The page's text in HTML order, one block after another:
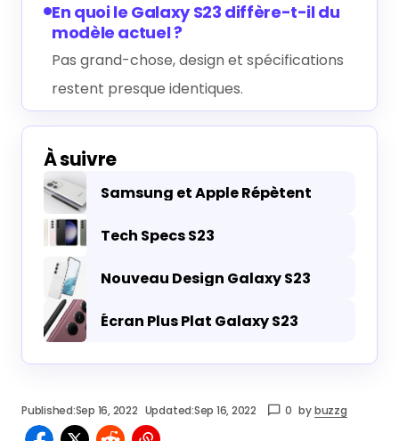
En quoi le Galaxy S23 diffère-t-il du
modèle actuel ?
Pas grand-chose, design et spécifications
restent presque identiques.
À suivre
Samsung et Apple Répètent
Tech Specs S23
Nouveau Design Galaxy S23
Écran Plus Plat Galaxy S23
Published:Sep 16, 2022 Updated:Sep 16, 2022 0 bybuzzg